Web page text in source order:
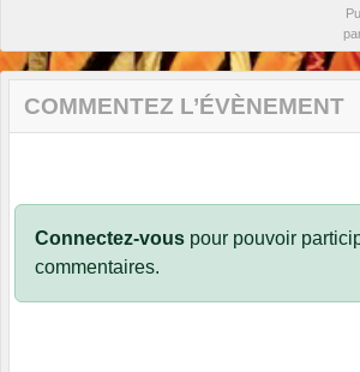
COMMENTEZ L’ÉVÈNEMENT
Connectez-vous pour pouvoir
commentaires.